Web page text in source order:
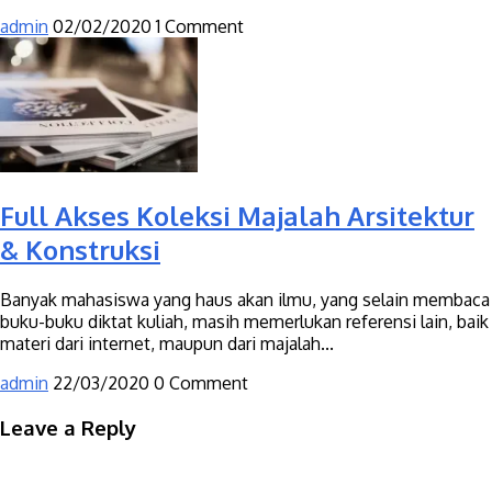
admin 02/02/2020 1 Comment
Full Akses Koleksi Majalah Arsitektur
& Konstruksi
Banyak mahasiswa yang haus akan ilmu, yang selain membaca
buku-buku diktat kuliah, masih memerlukan referensi lain, baik
materi dari internet, maupun dari majalah...
admin 22/03/2020 0 Comment
Leave a Reply